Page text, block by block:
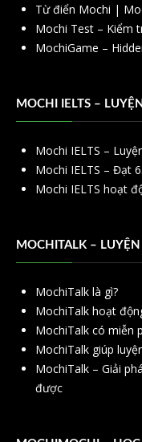
Từ điển Mochi |
Mochi Test – Kiểm
MochiGame –
MOCHI IELTS –
Mochi IELTS –
Mochi IELTS – Đạt
Mochi IELTS hoạt
MOCHITALK –
MochiTalk là gì?
MochiTalk hoạt
MochiTalk có miễn
MochiTalk giúp
MochiTalk – Giải
được